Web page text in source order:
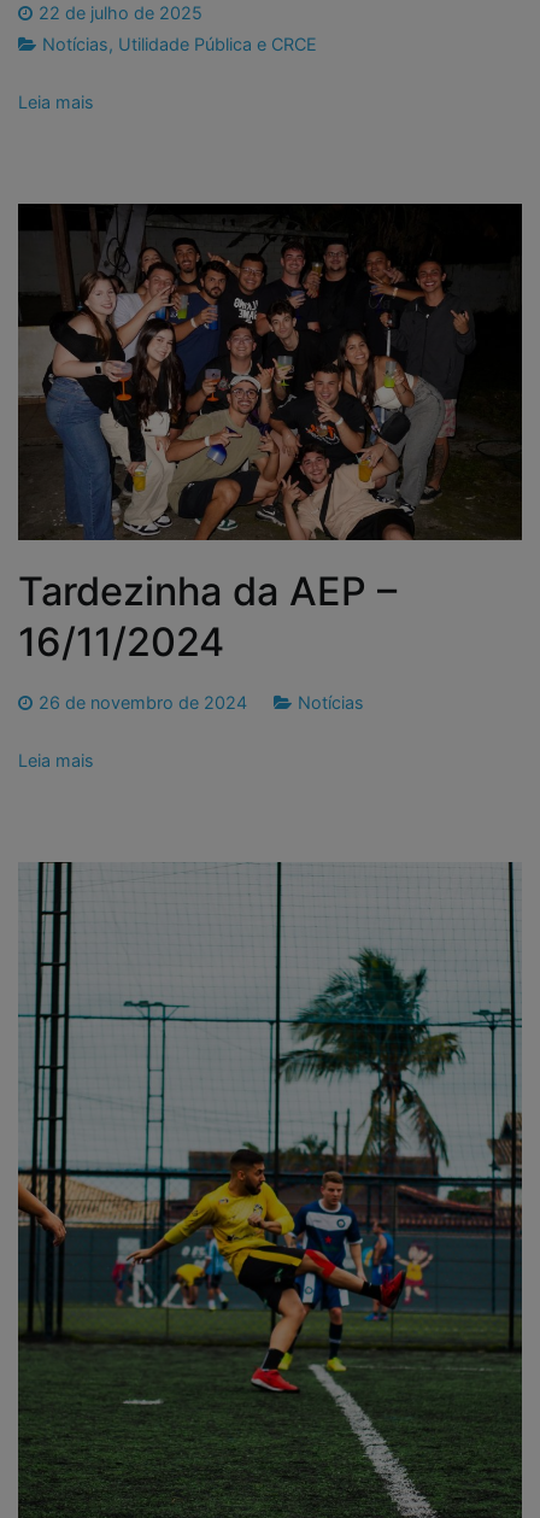
22 de julho de 2025
Notícias, Utilidade Pública e CRCE
Leia mais
Tardezinha da AEP –
16/11/2024
26 de novembro de 2024 Notícias
Leia mais